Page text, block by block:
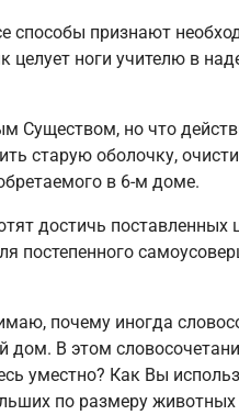
признают
ноги учителю в
Существом, но что
старую оболочку,
в 6-м доме.
достичь
постепенного
почему иногда
дом. В этом
уместно? Как Вы
по размеру